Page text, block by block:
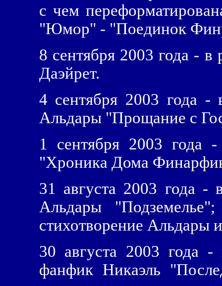
с чем
"Юмор" - "Поединок
8 сентября 2003 года -
Даэйрет.
4 сентября 2003 года -
Альдары "Прощание с
1 сентября 2003 года
"Хроника Дома
31 августа 2003 года -
Альдары
стихотворение Альдары
30 августа 2003 года
фанфик Никаэль